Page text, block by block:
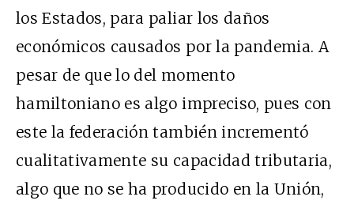
los Estados, para paliar los daños
económicos causados por la pandemia. A
pesar de que lo del momento
hamiltoniano es algo impreciso, pues con
este la federación también incrementó
cualitativamente su capacidad tributaria,
algo que no se ha producido en la Unión,